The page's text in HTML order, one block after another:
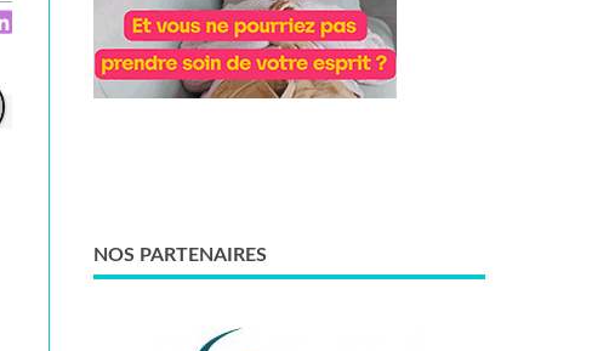
NOS PARTENAIRES